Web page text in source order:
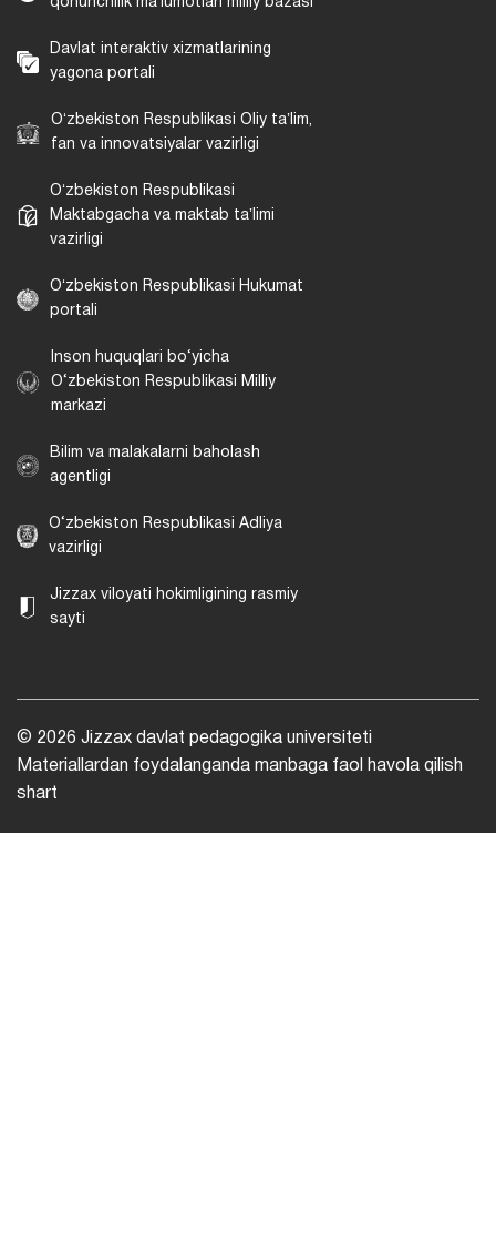
qonunchilik maʼlumotlari milliy bazasi
Davlat interaktiv xizmatlarining
yagona portali
Oʻzbekiston Respublikasi Oliy taʼlim,
fan va innovatsiyalar vazirligi
Oʻzbekiston Respublikasi
Maktabgacha va maktab taʼlimi
vazirligi
Oʻzbekiston Respublikasi Hukumat
portali
Inson huquqlari bo‘yicha
O‘zbekiston Respublikasi Milliy
markazi
Bilim va malakalarni baholash
agentligi
O‘zbekiston Respublikasi Adliya
vazirligi
Jizzax viloyati hokimligining rasmiy
sayti
© 2026 Jizzax davlat pedagogika universiteti
Materiallardan foydalanganda manbaga faol havola qilish
shart